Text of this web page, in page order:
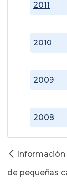
2008
2009
2010
2011
de pequeñas